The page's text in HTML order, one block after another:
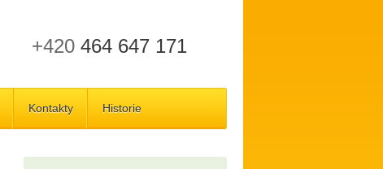
+420 464 647 171
Kontakty Historie